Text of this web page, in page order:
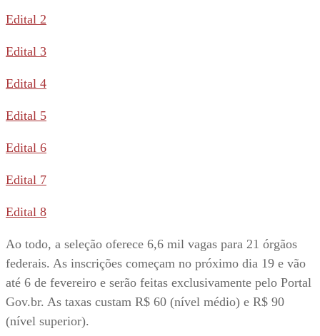
Edital 2
Edital 3
Edital 4
Edital 5
Edital 6
Edital 7
Edital 8
Ao todo, a seleção oferece 6,6 mil vagas para 21 órgãos
federais. As inscrições começam no próximo dia 19 e vão
até 6 de fevereiro e serão feitas exclusivamente pelo Portal
Gov.br. As taxas custam R$ 60 (nível médio) e R$ 90
(nível superior).